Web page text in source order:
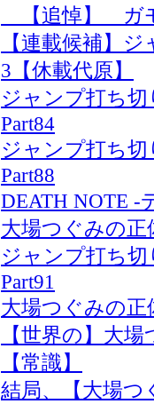
【追悼】 ガ
【連載候補】
3【休載代原】
ジャンプ打ち
Part84
ジャンプ打ち
Part88
DEATH NOTE -
大場つぐみの
ジャンプ打ち
Part91
大場つぐみの正
【世界の】大
【常識】
結局、【大場つ